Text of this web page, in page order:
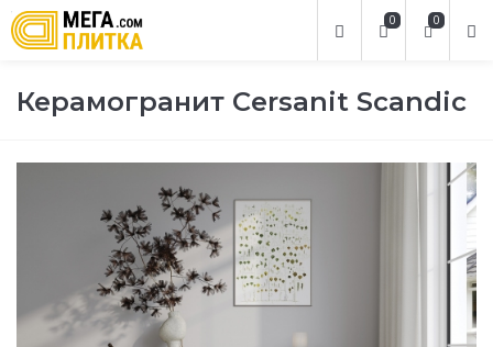
0
0
Керамогранит Cersanit Scandic